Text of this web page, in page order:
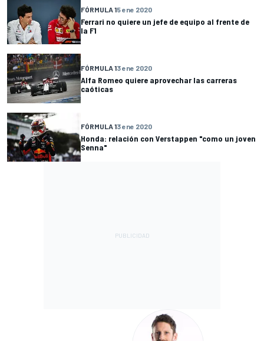
FÓRMULA 15 ene 2020
Ferrari no quiere un jefe de equipo al frente de
la F1
FÓRMULA 13 ene 2020
Alfa Romeo quiere aprovechar las carreras
caóticas
FÓRMULA 13 ene 2020
Honda: relación con Verstappen "como un joven
Senna"